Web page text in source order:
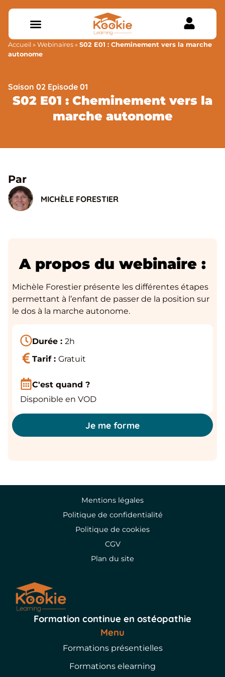
Accueil » Webinaires » S02 E01 : Cheminement vers la marche
autonome
Saison 02 Episode 01
S02 E01 : Cheminement vers la
marche autonome
Par
MICHÈLE FORESTIER
A propos du webinaire :
Michèle Forestier présente les différentes étapes
permettant à l’enfant de passer de la position sur
le dos à la marche autonome.
Durée : 2h
Tarif : Gratuit
C'est quand ?
Disponible en VOD
Je me forme
Mentions légales
Politique de confidentialité
Politique de cookies
CGV
Plan du site
Formation continue en ostéopathie
Menu
Formations présentielles
Formations elearning